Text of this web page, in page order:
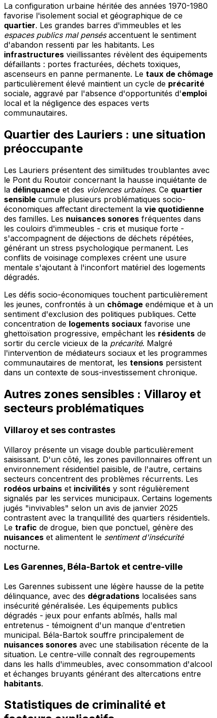
La configuration urbaine héritée des années 1970-1980
favorise l'isolement social et géographique de ce
quartier. Les grandes barres d'immeubles et les
espaces publics mal pensésaccentuent le sentiment
d'abandon ressenti par les habitants. Les
infrastructures vieillissantes révèlent des équipements
défaillants : portes fracturées, déchets toxiques,
ascenseurs en panne permanente. Le taux de chômage
particulièrement élevé maintient un cycle de précarité
sociale, aggravé par l'absence d'opportunités d'emploi
local et la négligence des espaces verts
communautaires.
Quartier des Lauriers : une situation
préoccupante
Les Lauriers présentent des similitudes troublantes avec
le Pont du Routoir concernant la hausse inquiétante de
la délinquance et des violences urbaines. Ce quartier
sensible cumule plusieurs problématiques socio-
économiques affectant directement la vie quotidienne
des familles. Les nuisances sonores fréquentes dans
les couloirs d'immeubles - cris et musique forte -
s'accompagnent de déjections de déchets répétées,
générant un stress psychologique permanent. Les
conflits de voisinage complexes créent une usure
mentale s'ajoutant à l'inconfort matériel des logements
dégradés.
Les défis socio-économiques touchent particulièrement
les jeunes, confrontés à un chômage endémique et à un
sentiment d'exclusion des politiques publiques. Cette
concentration de logements sociaux favorise une
ghettoïsation progressive, empêchant les résidents de
sortir du cercle vicieux de la précarité. Malgré
l'intervention de médiateurs sociaux et les programmes
communautaires de mentorat, les tensions persistent
dans un contexte de sous-investissement chronique.
Autres zones sensibles : Villaroy et
secteurs problématiques
Villaroy et ses contrastes
Villaroy présente un visage double particulièrement
saisissant. D'un côté, les zones pavillonnaires offrent un
environnement résidentiel paisible, de l'autre, certains
secteurs concentrent des problèmes récurrents. Les
rodéos urbains et incivilités y sont régulièrement
signalés par les services municipaux. Certains logements
jugés "invivables" selon un avis de janvier 2025
contrastent avec la tranquillité des quartiers résidentiels.
Le trafic de drogue, bien que ponctuel, génère des
nuisances et alimentent le sentiment d'insécurité
nocturne.
Les Garennes, Béla-Bartok et centre-ville
Les Garennes subissent une légère hausse de la petite
délinquance, avec des dégradations localisées sans
insécurité généralisée. Les équipements publics
dégradés - jeux pour enfants abîmés, halls mal
entretenus - témoignent d'un manque d'entretien
municipal. Béla-Bartok souffre principalement de
nuisances sonores avec une stabilisation récente de la
situation. Le centre-ville connaît des regroupements
dans les halls d'immeubles, avec consommation d'alcool
et échanges bruyants générant des altercations entre
habitants.
Statistiques de criminalité et